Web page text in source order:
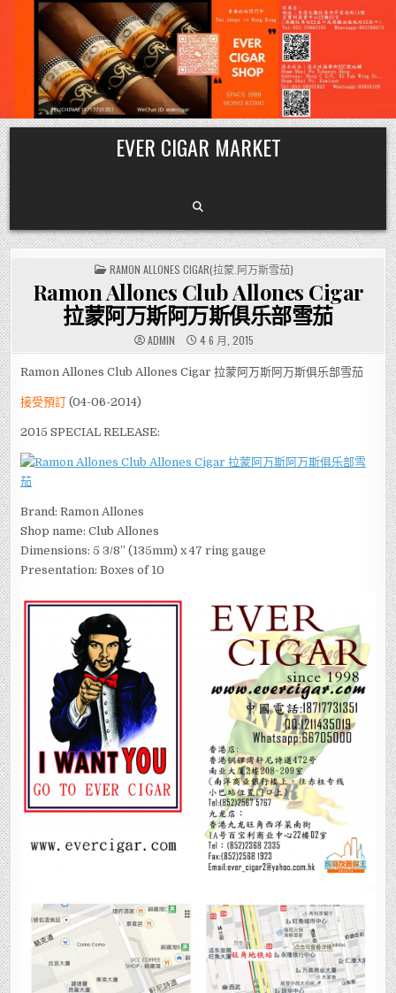
Skip
to
content
EVER CIGAR MARKET
POSTED
IN
RAMON ALLONES CIGAR(拉蒙.阿万斯雪茄)
Ramon Allones Club Allones Cigar
拉蒙阿万斯阿万斯俱乐部雪茄
ADMIN 4 6 月, 2015
Ramon Allones Club Allones Cigar 拉蒙阿万斯阿万斯俱乐部雪茄
接受預訂 (04-06-2014)
2015 SPECIAL RELEASE:
Brand: Ramon Allones
Shop name: Club Allones
Dimensions: 5 3/8” (135mm) x 47 ring gauge
Presentation: Boxes of 10